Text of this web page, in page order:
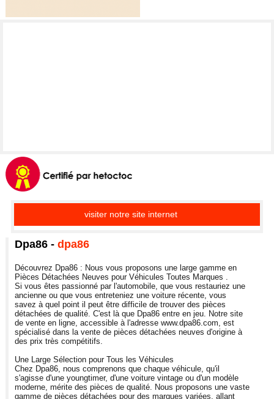
visiter notre site internet
Dpa86- dpa86
Découvrez Dpa86 : Nous vous proposons une large gamme en
Pièces Détachées Neuves pour Véhicules Toutes Marques .
Si vous êtes passionné par l'automobile, que vous restauriez une
ancienne ou que vous entreteniez une voiture récente, vous
savez à quel point il peut être difficile de trouver des pièces
détachées de qualité. C'est là que Dpa86 entre en jeu. Notre site
de vente en ligne, accessible à l'adresse www.dpa86.com, est
spécialisé dans la vente de pièces détachées neuves d'origine à
des prix très compétitifs.
Une Large Sélection pour Tous les Véhicules
Chez Dpa86, nous comprenons que chaque véhicule, qu'il
s'agisse d'une youngtimer, d'une voiture vintage ou d'un modèle
moderne, mérite des pièces de qualité. Nous proposons une vaste
gamme de pièces détachées pour des marques variées, allant